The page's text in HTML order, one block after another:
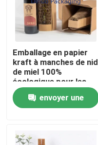
Maison
Produits
Vidéos
À propos de nous
Emballage en papier
kraft à manches de nid
de miel 100%
écologique pour les
emballages de
bouteilles de liqueur
envoyer une